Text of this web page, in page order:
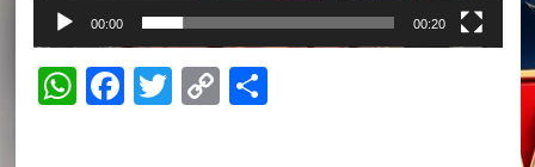
00:00 00:20
WhatsApp
Facebook
Twitter
CopyShare